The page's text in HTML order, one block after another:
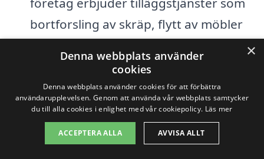
bortforsling av skräp, flytt av möbler
lägga till den totala kostnaden, så det
är bra att fråga om möjligheterna.
Tidpunkt för städningen:Om
städningen ska utföras under en
×
Denna webbplats använder
cookies
Denna webbplats använder cookies för att förbättra
användarupplevelsen. Genom att använda vår webbplats samtycker
du till alla cookies i enlighet med vår cookiepolicy. Läs mer
ACCEPTERA ALLA AVVISA ALLT